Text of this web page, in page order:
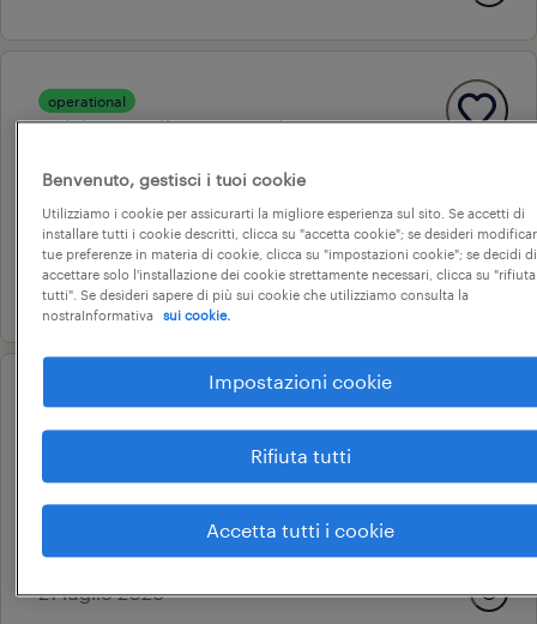
operational
addetto alla sorveglianza
torino, piemonte
tempo determinato
28.000 € - 34.000 € annuale
13 luglio 2026
operational
addetto alle presse
tempo determinato
21 luglio 2026
Benvenuto, gestisci i tuoi cookie
Utilizziamo i cookie per assicurarti la migliore esperienza sul sito. Se accetti di
installare tutti i cookie descritti, clicca su "accetta cookie"; se desideri
tue preferenze in materia di cookie, clicca su "impostazioni cookie"; se decidi di
accettare solo l'installazione dei cookie strettamente necessari, clicca su "rifiuta
tutti". Se desideri sapere di più sui cookie che utilizziamo consulta la
nostraInformativa
sui cookie.
Impostazioni cookie
Rifiuta tutti
Accetta tutti i cookie